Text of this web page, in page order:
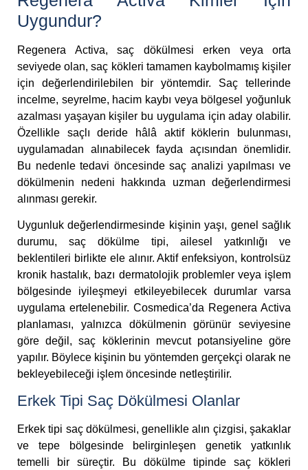
Uygundur?
Regenera Activa, saç dökülmesi erken veya orta
seviyede olan, saç kökleri tamamen kaybolmamış kişiler
için değerlendirilebilen bir yöntemdir. Saç tellerinde
incelme, seyrelme, hacim kaybı veya bölgesel yoğunluk
azalması yaşayan kişiler bu uygulama için aday olabilir.
Özellikle saçlı deride hâlâ aktif köklerin bulunması,
uygulamadan alınabilecek fayda açısından önemlidir.
Bu nedenle tedavi öncesinde saç analizi yapılması ve
dökülmenin nedeni hakkında uzman değerlendirmesi
alınması gerekir.
Uygunluk değerlendirmesinde kişinin yaşı, genel sağlık
durumu, saç dökülme tipi, ailesel yatkınlığı ve
beklentileri birlikte ele alınır. Aktif enfeksiyon, kontrolsüz
kronik hastalık, bazı dermatolojik problemler veya işlem
bölgesinde iyileşmeyi etkileyebilecek durumlar varsa
uygulama ertelenebilir. Cosmedica’da Regenera Activa
planlaması, yalnızca dökülmenin görünür seviyesine
göre değil, saç köklerinin mevcut potansiyeline göre
yapılır. Böylece kişinin bu yöntemden gerçekçi olarak ne
bekleyebileceği işlem öncesinde netleştirilir.
Erkek Tipi Saç Dökülmesi Olanlar
Erkek tipi saç dökülmesi, genellikle alın çizgisi, şakaklar
ve tepe bölgesinde belirginleşen genetik yatkınlık
temelli bir süreçtir. Bu dökülme tipinde saç kökleri